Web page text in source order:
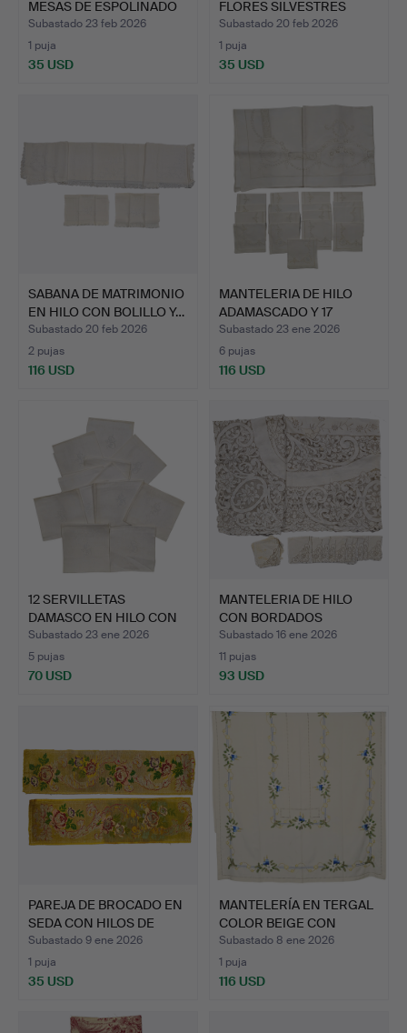
MESAS DE ESPOLINADO
VALE…
Subastado 23 feb 2026
1 puja
35 USD
FLORES SILVESTRES
AMARI…
Subastado 20 feb 2026
1 puja
35 USD
SABANA DE MATRIMONIO
EN HILO CON BOLILLO Y…
Subastado 20 feb 2026
2 pujas
116 USD
MANTELERIA DE HILO
ADAMASCADO Y 17
SERVILL…
Subastado 23 ene 2026
6 pujas
116 USD
12 SERVILLETAS
DAMASCO EN HILO CON
ANAGRAM…
Subastado 23 ene 2026
5 pujas
70 USD
MANTELERIA DE HILO
CON BORDADOS
MANUALES 1…
Subastado 16 ene 2026
11 pujas
93 USD
PAREJA DE BROCADO EN
SEDA CON HILOS DE
ORO…
Subastado 9 ene 2026
1 puja
35 USD
MANTELERÍA EN TERGAL
COLOR BEIGE CON
BORDA…
Subastado 8 ene 2026
1 puja
116 USD